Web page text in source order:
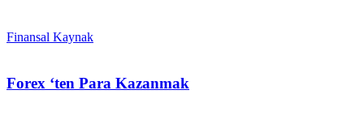
Finansal Kaynak
Forex ‘ten Para Kazanmak